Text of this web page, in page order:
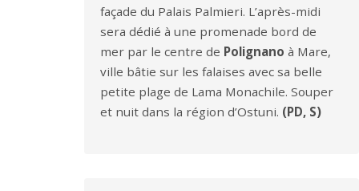
façade du Palais Palmieri. L’après-midi
sera dédié à une promenade bord de
mer par le centre de Polignano à Mare,
ville bâtie sur les falaises avec sa belle
petite plage de Lama Monachile. Souper
et nuit dans la région d’Ostuni. (PD, S)